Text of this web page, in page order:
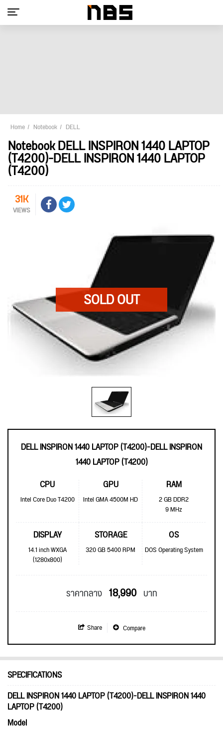
Home Notebook DELL
Notebook DELL INSPIRON 1440 LAPTOP
(T4200)-DELL INSPIRON 1440 LAPTOP
(T4200)
31K
VIEWS
DELL INSPIRON 1440 LAPTOP (T4200)-DELL INSPIRON
1440 LAPTOP (T4200)
CPU
Intel Core Duo T4200
GPU
Intel GMA 4500M HD
RAM
2 GB DDR2
9 MHz
DISPLAY
14.1 inch WXGA
(1280x800)
STORAGE
320 GB 5400 RPM
OS
DOS Operating System
ราคากลาง 18,990 บาท
Share Compare
SPECIFICATIONS
DELL INSPIRON 1440 LAPTOP (T4200)-DELL INSPIRON 1440
LAPTOP (T4200)
Model